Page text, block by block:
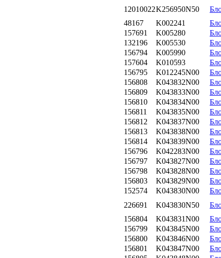
12010022K256950N50
48167
K002241
157691
K005280
132196
K005530
156794
K005990
157604
K010593
156795
K012245N00
156808
K043832N00
156809
K043833N00
156810
K043834N00
156811
K043835N00
156812
K043837N00
156813
K043838N00
156814
K043839N00
156796
K042283N00
156797
K043827N00
156798
K043828N00
156803
K043829N00
152574
K043830N00
226691
K043830N50
156804
K043831N00
156799
K043845N00
156800
K043846N00
156801
K043847N00